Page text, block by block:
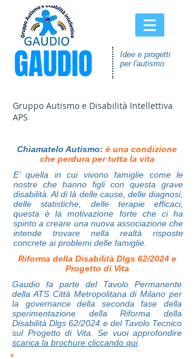
GAUDIO
Idee e progetti
per l'autismo
Gruppo Autismo e Disabilità Intellettiva
APS
Chiamatelo Autismo: è una condizione
che perdura per tutta la vita
E’ quella in cui vivono famiglie come le
nostre che hanno figli con questa grave
disabilità. Al di là delle cause, delle diagnosi,
delle statistiche, delle terapie efficaci,
questa è la motivazione forte che ci ha
spinto a creare una nuova associazione che
intende trovare nella realtà risposte
concrete ai problemi delle famiglie.
Riforma della Disabilità Dlgs 62/2024 e
Progetto di Vita
Gaudio fa parte del Tavolo Permanente
della ATS Città Metropolitana di Milano per
la governance della seconda fase della
sperimentazione della Riforma della
Disabilità Dlgs 62/2024 e del Tavolo Tecnico
sul Progetto di Vita. Se vuoi approfondire
scarica la brochure cliccando qui.